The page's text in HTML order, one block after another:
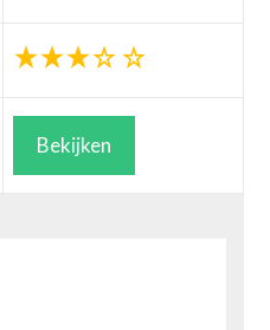
Bekijken